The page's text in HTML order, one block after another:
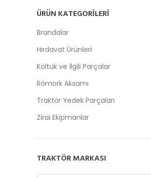
ÜRÜN KATEGORILERI
Brandalar
Hırdavat Ürünleri
Koltuk ve İlgili Parçalar
Römork Aksamı
Traktör Yedek Parçaları
Zirai Ekipmanlar
TRAKTÖR MARKASI